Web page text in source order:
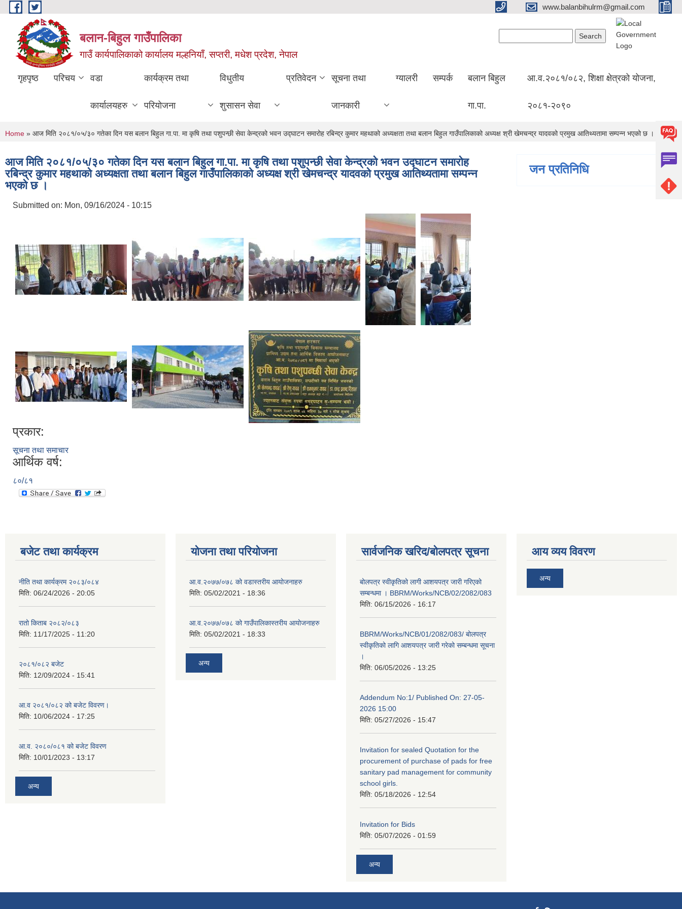
Skip to main content www.balanbihulrm@gmail.com
बलान-बिहुल गाउँपालिका
गाउँ कार्यपालिकाको कार्यालय मल्हनियाँ, सप्तरी, मधेश प्रदेश, नेपाल
गृहपृष्ठ परिचय वडा
कार्यालयहरु
कार्यक्रम तथा
परियोजना
विधुतीय
शुसासन सेवा
प्रतिवेदन सूचना तथा
जानकारी
ग्यालरी सम्पर्क बलान बिहुल
गा.पा.
आ.व.२०८१/०८२, शिक्षा क्षेत्रको योजना,
२०८१-२०९०
You are here
Home » आज मिति २०८१/०५/३० गतेका दिन यस बलान बिहुल गा.पा. मा कृषि तथा पशुपन्छी सेवा केन्द्रको भवन उद्घाटन समारोह रबिन्द्र कुमार महथाको अध्यक्षता तथा बलान बिहुल गाउँपालिकाको अध्यक्ष श्री खेमचन्द्र यादवको प्रमुख आतिथ्यतामा सम्पन्न भएको छ ।
आज मिति २०८१/०५/३० गतेका दिन यस बलान बिहुल गा.पा. मा कृषि तथा पशुपन्छी सेवा केन्द्रको भवन उद्घाटन समारोह
रबिन्द्र कुमार महथाको अध्यक्षता तथा बलान बिहुल गाउँपालिकाको अध्यक्ष श्री खेमचन्द्र यादवको प्रमुख आतिथ्यतामा सम्पन्न
भएको छ ।
Submitted on: Mon, 09/16/2024 - 10:15
प्रकार:
सूचना तथा समाचार
आर्थिक वर्ष:
८०/८१
जन प्रतिनिधि
बजेट तथा कार्यक्रम
नीति तथा कार्यक्रम २०८३/०८४
मिति: 06/24/2026 - 20:05
रातो किताब २०८२/०८३
मिति: 11/17/2025 - 11:20
२०८१/०८२ बजेट
मिति: 12/09/2024 - 15:41
आ.व २०८१/०८२ को बजेट विवरण।
मिति: 10/06/2024 - 17:25
आ.व. २०८०/०८१ को बजेट विवरण
मिति: 10/01/2023 - 13:17
अन्य
योजना तथा परियोजना
आ.व.२०७७/०७८ को वडास्तरीय आयोजनाहरु
मिति: 05/02/2021 - 18:36
आ.व.२०७७/०७८ को गाउँपालिकास्तरीय आयोजनाहरु
मिति: 05/02/2021 - 18:33
अन्य
सार्वजनिक खरिद/बोलपत्र सूचना
बोलपत्र स्वीकृतिको लागी आशयपत्र जारी गरिएको
सम्बन्धमा । BBRM/Works/NCB/02/2082/083
मिति: 06/15/2026 - 16:17
BBRM/Works/NCB/01/2082/083/ बोलपत्र
स्वीकृतिको लागि आशयपत्र जारी गरेको सम्बन्धमा सूचना
।
मिति: 06/05/2026 - 13:25
Addendum No:1/ Published On: 27-05-
2026 15:00
मिति: 05/27/2026 - 15:47
Invitation for sealed Quotation for the
procurement of purchase of pads for free
sanitary pad management for community
school girls.
मिति: 05/18/2026 - 12:54
Invitation for Bids
मिति: 05/07/2026 - 01:59
अन्य
आय व्यय विवरण
अन्य